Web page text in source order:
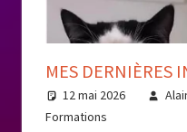
MES DERNIÈRES
12 mai 2026
Formations